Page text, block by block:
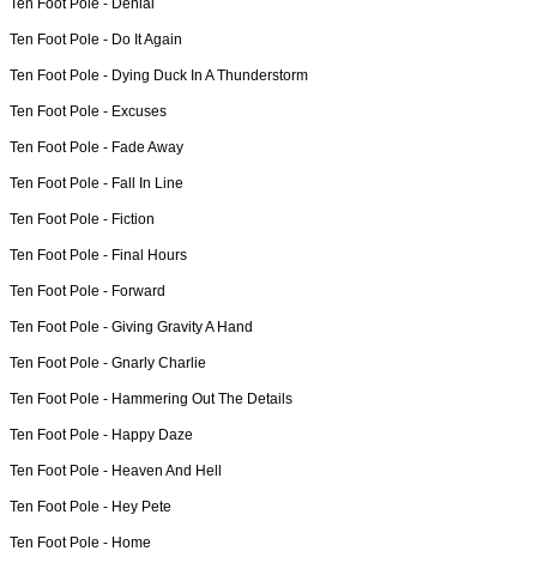
Ten Foot Pole - Denial
Ten Foot Pole - Do It Again
Ten Foot Pole - Dying Duck In A Thunderstorm
Ten Foot Pole - Excuses
Ten Foot Pole - Fade Away
Ten Foot Pole - Fall In Line
Ten Foot Pole - Fiction
Ten Foot Pole - Final Hours
Ten Foot Pole - Forward
Ten Foot Pole - Giving Gravity A Hand
Ten Foot Pole - Gnarly Charlie
Ten Foot Pole - Hammering Out The Details
Ten Foot Pole - Happy Daze
Ten Foot Pole - Heaven And Hell
Ten Foot Pole - Hey Pete
Ten Foot Pole - Home